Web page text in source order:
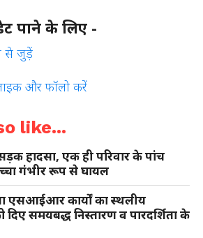
पाने के लिए -
से जुड़ें
और फॉलो करें
like...
हादसा, एक ही परिवार के पांच
गंभीर रूप से घायल
एसआईआर कार्यों का स्थलीय
समयबद्ध निस्तारण व पारदर्शिता के